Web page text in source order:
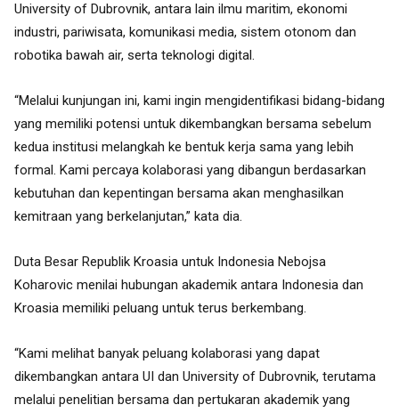
University of Dubrovnik, antara lain ilmu maritim, ekonomi
industri, pariwisata, komunikasi media, sistem otonom dan
robotika bawah air, serta teknologi digital.
“Melalui kunjungan ini, kami ingin mengidentifikasi bidang-bidang
yang memiliki potensi untuk dikembangkan bersama sebelum
kedua institusi melangkah ke bentuk kerja sama yang lebih
formal. Kami percaya kolaborasi yang dibangun berdasarkan
kebutuhan dan kepentingan bersama akan menghasilkan
kemitraan yang berkelanjutan,” kata dia.
Duta Besar Republik Kroasia untuk Indonesia Nebojsa
Koharovic menilai hubungan akademik antara Indonesia dan
Kroasia memiliki peluang untuk terus berkembang.
“Kami melihat banyak peluang kolaborasi yang dapat
dikembangkan antara UI dan University of Dubrovnik, terutama
melalui penelitian bersama dan pertukaran akademik yang